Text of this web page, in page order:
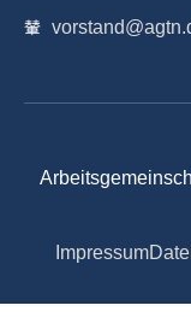
Impressum